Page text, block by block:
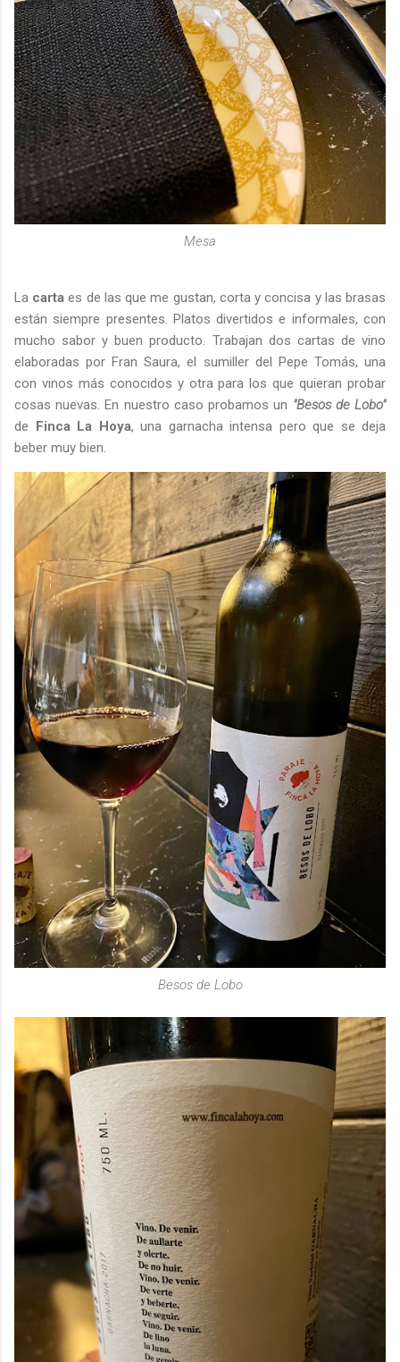
Mesa
La cartaes de las que me gustan, corta y concisa y las brasas
están siempre presentes. Platos divertidos e informales, con
mucho sabor y buen producto. Trabajan dos cartas de vino
elaboradas por Fran Saura, el sumiller del Pepe Tomás, una
con vinos más conocidos y otra para los que quieran probar
cosas nuevas. En nuestro caso probamos un "Besos de Lobo"
de
Finca La Hoya, una garnacha intensa pero que se deja
beber muy bien.
Besos de Lobo